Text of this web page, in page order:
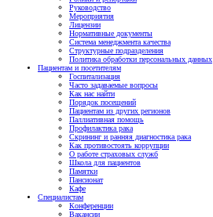
Руководство
Мероприятия
Лицензии
Нормативные документы
Система менеджмента качества
Структурные подразделения
Политика обработки персональных данных
Пациентам и посетителям
Госпитализация
Часто задаваемые вопросы
Как нас найти
Порядок посещений
Пациентам из других регионов
Паллиативная помощь
Профилактика рака
Скрининг и ранняя диагностика рака
Как противостоять коррупции
О работе страховых служб
Школа для пациентов
Памятки
Пансионат
Кафе
Специалистам
Конференции
Вакансии